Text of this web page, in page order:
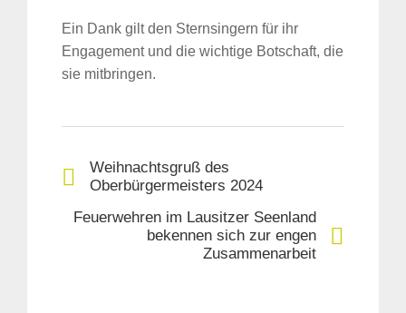
Ein Dank gilt den Sternsingern für ihr
Engagement und die wichtige Botschaft, die
sie mitbringen.
Weihnachtsgruß des
Oberbürgermeisters 2024
Feuerwehren im Lausitzer Seenland
bekennen sich zur engen
Zusammenarbeit